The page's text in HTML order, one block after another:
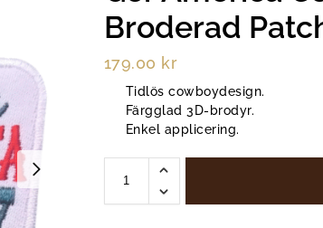
Broderad
179.00 kr
Tidlös cowboydesign.
Färgglad 3D-brodyr.
Enkel applicering.